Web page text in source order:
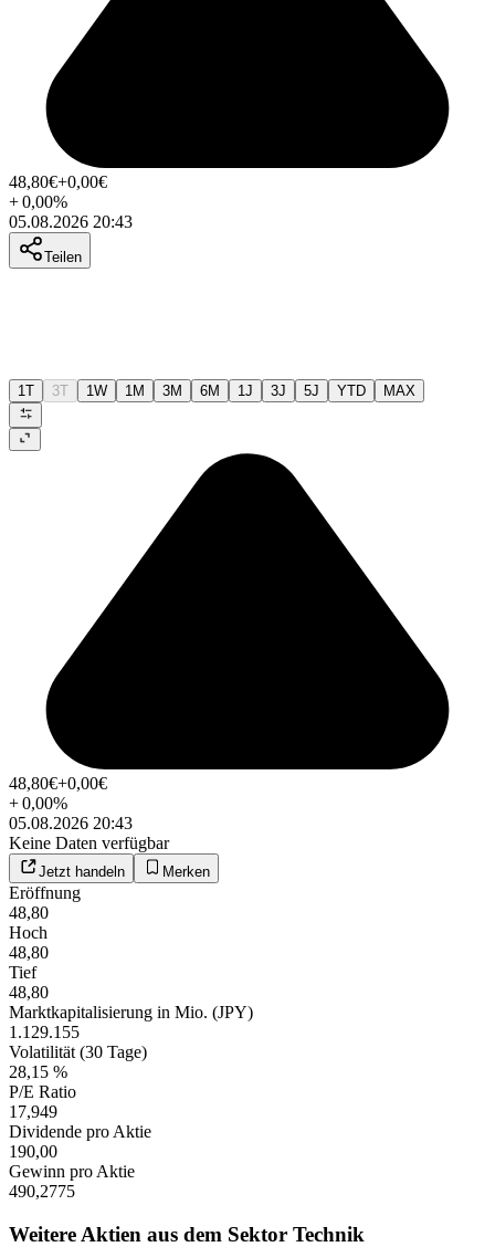
48,80€+0,00€
+0,00%
05.08.2026 20:43
Teilen
1T 3T 1W 1M 3M 6M 1J 3J 5J YTD MAX
48,80€+0,00€
+0,00%
05.08.2026 20:43
Keine Daten verfügbar
Jetzt handeln Merken
Eröffnung
48,80
Hoch
48,80
Tief
48,80
Marktkapitalisierung in Mio. (JPY)
1.129.155
Volatilität (30 Tage)
28,15 %
P/E Ratio
17,949
Dividende pro Aktie
190,00
Gewinn pro Aktie
490,2775
Weitere Aktien aus dem Sektor Technik